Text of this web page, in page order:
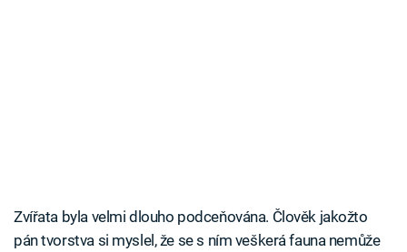
Zvířata byla velmi dlouho podceňována. Člověk jakožto
pán tvorstva si myslel, že se s ním veškerá fauna nemůže